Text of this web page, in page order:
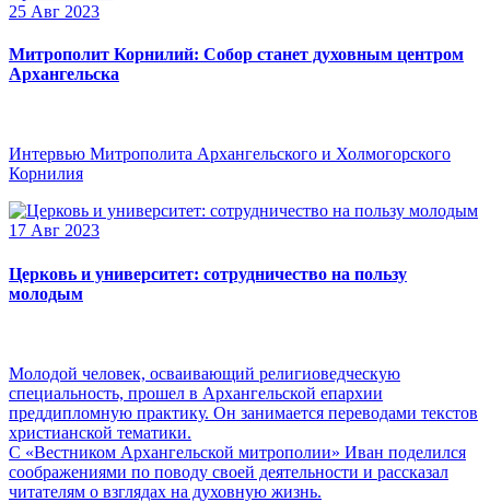
25 Авг 2023
Митрополит Корнилий: Собор станет духовным центром
Архангельска
Интервью Митрополита Архангельского и Холмогорского
Корнилия
17 Авг 2023
Церковь и университет: сотрудничество на пользу
молодым
Молодой человек, осваивающий религиоведческую
специальность, прошел в Архангельской епархии
преддипломную практику. Он занимается переводами текстов
христианской тематики.
С «Вестником Архангельской митрополии» Иван поделился
соображениями по поводу своей деятельности и рассказал
читателям о взглядах на духовную жизнь.